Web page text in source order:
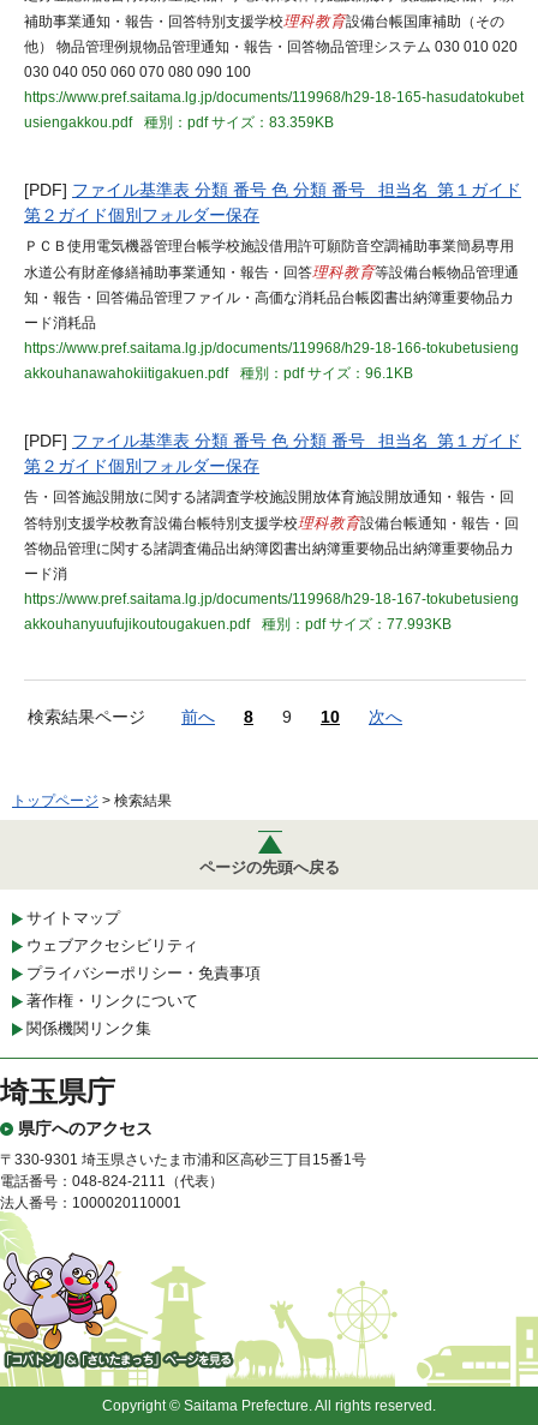
補助事業通知・報告・回答特別支援学校理科教育設備台帳国庫補助（その
他） 物品管理例規物品管理通知・報告・回答物品管理システム 030 010 020
030 040 050 060 070 080 090 100
https://www.pref.saitama.lg.jp/documents/119968/h29-18-165-hasudatokubet
usiengakkou.pdf
種別：pdfサイズ：83.359KB
[PDF] ファイル基準表 分類 番号 色 分類 番号 担当名 第１ガイド
第２ガイド個別フォルダー保存
ＰＣＢ使用電気機器管理台帳学校施設借用許可願防音空調補助事業簡易専用
水道公有財産修繕補助事業通知・報告・回答理科教育等設備台帳物品管理通
知・報告・回答備品管理ファイル・高価な消耗品台帳図書出納簿重要物品カ
ード消耗品
https://www.pref.saitama.lg.jp/documents/119968/h29-18-166-tokubetusieng
akkouhanawahokiitigakuen.pdf
種別：pdfサイズ：96.1KB
[PDF] ファイル基準表 分類 番号 色 分類 番号 担当名 第１ガイド
第２ガイド個別フォルダー保存
告・回答施設開放に関する諸調査学校施設開放体育施設開放通知・報告・回
答特別支援学校教育設備台帳特別支援学校理科教育設備台帳通知・報告・回
答物品管理に関する諸調査備品出納簿図書出納簿重要物品出納簿重要物品カ
ード消
https://www.pref.saitama.lg.jp/documents/119968/h29-18-167-tokubetusieng
akkouhanyuufujikoutougakuen.pdf
種別：pdfサイズ：77.993KB
検索結果ページ 前へ 8 9 10 次へ
トップページ > 検索結果
ページの先頭へ戻る
サイトマップ
ウェブアクセシビリティ
プライバシーポリシー・免責事項
著作権・リンクについて
関係機関リンク集
埼玉県庁
県庁へのアクセス
〒330-9301 埼玉県さいたま市浦和区高砂三丁目15番1号
電話番号：048-824-2111（代表）
法人番号：1000020110001
「コバトン」&「さいたまっ
Copyright © Saitama Prefecture. All rights reserved.